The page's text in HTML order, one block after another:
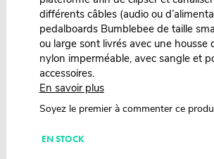
différents câbles (audio ou
pedalboards Bumblebee de taille
ou large sont livrés avec une housse
nylon imperméable, avec sangle et
accessoires.
En savoir plus
Soyez le premier à commenter ce
EN STOCK